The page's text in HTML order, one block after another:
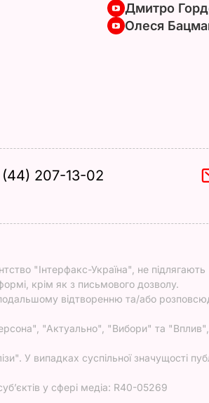
Дмитро
Олеся
207-13-02
"Інтерфакс-Україна", не підлягають
крім як з письмового дозволу.
відтворенню та/або
"Актуально", "Вибори" та "Вплив",
У випадках суспільної значущості
у сфері медіа: R40-05269